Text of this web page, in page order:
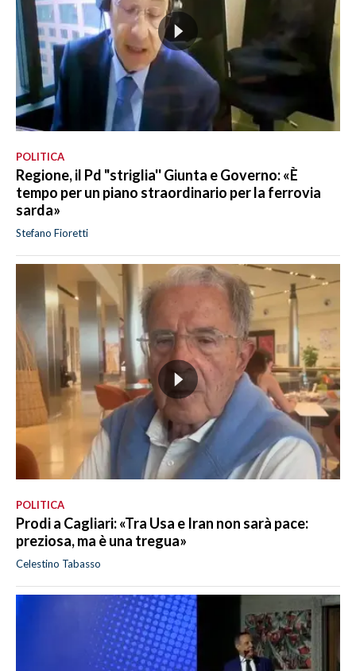
POLITICA
Regione, il Pd "striglia'' Giunta e Governo: «È
tempo per un piano straordinario per la ferrovia
sarda»
Stefano Fioretti
POLITICA
Prodi a Cagliari: «Tra Usa e Iran non sarà pace:
preziosa, ma è una tregua»
Celestino Tabasso